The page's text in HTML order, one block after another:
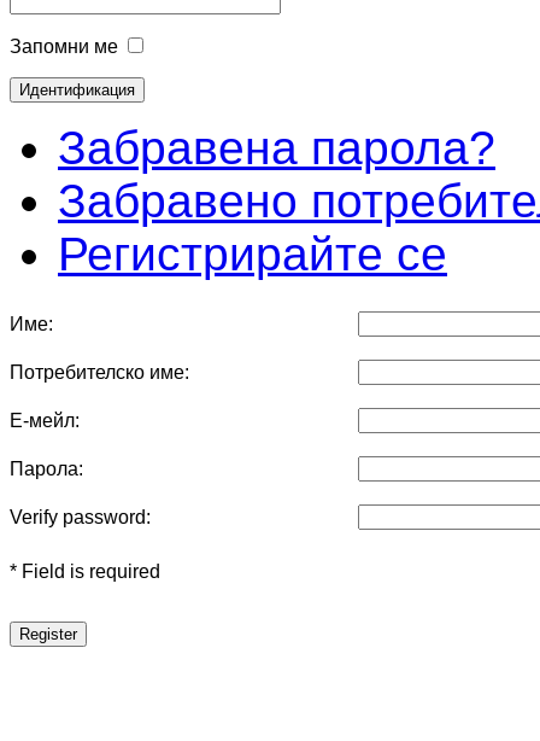
Запомни ме
Забравена парола?
Забравено
Регистрирайте се
Име:
Потребителско име:
Е-мейл:
Парола:
Verify password:
* Field is required
Register